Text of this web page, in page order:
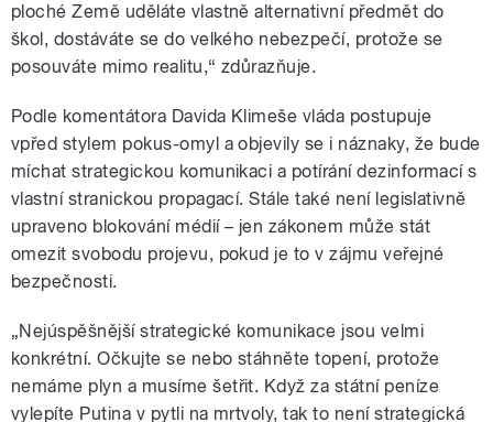
ploché Země uděláte vlastně alternativní předmět do
škol, dostáváte se do velkého nebezpečí, protože se
posouváte mimo realitu,“ zdůrazňuje.
Podle komentátora Davida Klimeše vláda postupuje
vpřed stylem pokus-omyl a objevily se i náznaky, že bude
míchat strategickou komunikaci a potírání dezinformací s
vlastní stranickou propagací. Stále také není legislativně
upraveno blokování médií – jen zákonem může stát
omezit svobodu projevu, pokud je to v zájmu veřejné
bezpečnosti.
„Nejúspěšnější strategické komunikace jsou velmi
konkrétní. Očkujte se nebo stáhněte topení, protože
nemáme plyn a musíme šetřit. Když za státní peníze
vylepíte Putina v pytli na mrtvoly, tak to není strategická